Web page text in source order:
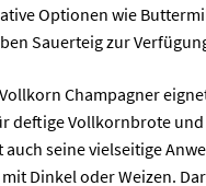
Optionen wie
Sauerteig zur
Champagner
deftige Vollkornbrote
auch seine vielseitige
Dinkel oder Weizen.